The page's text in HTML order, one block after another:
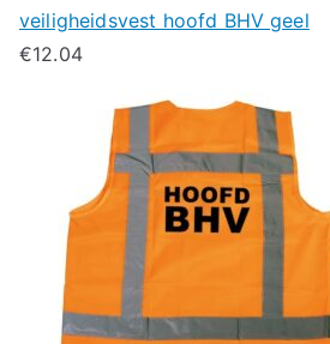
veiligheidsvest hoofd BHV geel
€12.04